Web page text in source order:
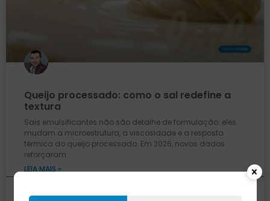
Queijo processado: como o sal redefine a
textura
Sais emulsificantes não são detalhe de formulação: eles
mudam a microestrutura, a viscosidade e a resposta
térmica do queijo processado. Em 2026, novos dados
reforçaram
LEIA MAIS »